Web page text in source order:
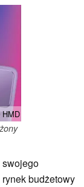
swojego
budżetowy